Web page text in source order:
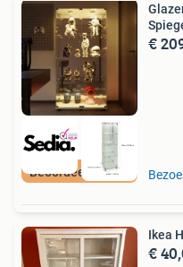
€
Ikea
€